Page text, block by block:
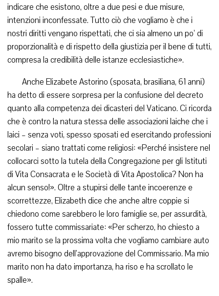
indicare che esistono, oltre a due pesi e due misure,
intenzioni inconfessate. Tutto ciò che vogliamo è che i
nostri diritti vengano rispettati, che ci sia almeno un po’ di
proporzionalità e di rispetto della giustizia per il bene di tutti,
compresa la credibilità delle istanze ecclesiastiche».
Anche Elizabete Astorino (sposata, brasiliana, 61 anni)
ha detto di essere sorpresa per la confusione del decreto
quanto alla competenza dei dicasteri del Vaticano. Ci ricorda
che è contro la natura stessa delle associazioni laiche che i
laici – senza voti, spesso sposati ed esercitando professioni
secolari – siano trattati come religiosi: «Perché insistere nel
collocarci sotto la tutela della Congregazione per gli Istituti
di Vita Consacrata e le Società di Vita Apostolica? Non ha
alcun senso!». Oltre a stupirsi delle tante incoerenze e
scorrettezze, Elizabeth dice che anche altre coppie si
chiedono come sarebbero le loro famiglie se, per assurdità,
fossero tutte commissariate: «Per scherzo, ho chiesto a
mio marito se la prossima volta che vogliamo cambiare auto
avremo bisogno dell’approvazione del Commissario. Ma mio
marito non ha dato importanza, ha riso e ha scrollato le
spalle».